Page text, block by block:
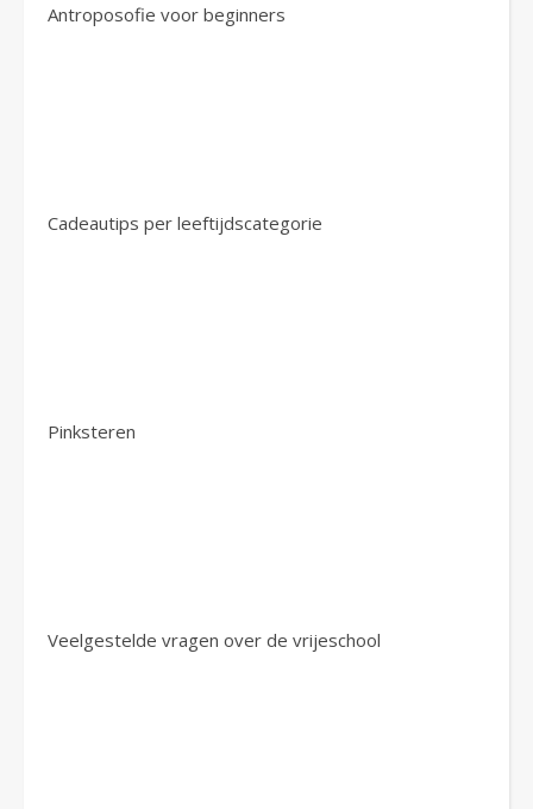
Antroposofie voor beginners
Cadeautips per leeftijdscategorie
Pinksteren
Veelgestelde vragen over de vrijeschool